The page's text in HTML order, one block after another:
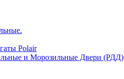
Polair
и Морозильные Двери (РДД)